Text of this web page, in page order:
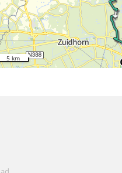
5 km